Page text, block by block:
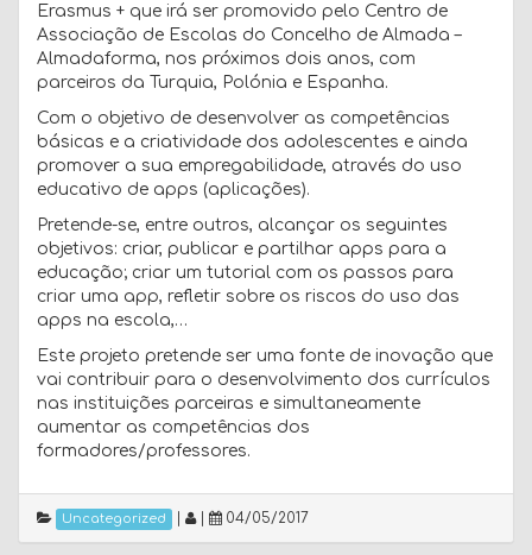
Erasmus + que irá ser promovido pelo Centro de
Associação de Escolas do Concelho de Almada –
Almadaforma, nos próximos dois anos, com
parceiros da Turquia, Polónia e Espanha.
Com o objetivo de desenvolver as competências
básicas e a criatividade dos adolescentes e ainda
promover a sua empregabilidade, através do uso
educativo de apps (aplicações).
Pretende-se, entre outros, alcançar os seguintes
objetivos: criar, publicar e partilhar apps para a
educação; criar um tutorial com os passos para
criar uma app, refletir sobre os riscos do uso das
apps na escola,…
Este projeto pretende ser uma fonte de inovação que
vai contribuir para o desenvolvimento dos currículos
nas instituições parceiras e simultaneamente
aumentar as competências dos
formadores/professores.
Uncategorized 04/05/2017